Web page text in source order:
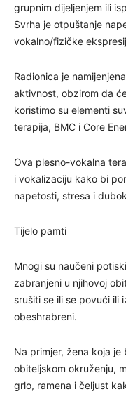
grupnim dijeljenjem ili
Svrha je otpuštanje
vokalno/fizičke
Radionica je
aktivnost, obzirom da
koristimo su elementi
terapija, BMC i Core
Ova plesno-vokalna
i vokalizaciju kako bi
napetosti, stresa i
Tijelo pamti
Mnogi su naučeni
zabranjeni u njihovoj
srušiti se ili se povući ili
obeshrabreni.
Na primjer, žena koja
obiteljskom okruženju,
grlo, ramena i čeljust